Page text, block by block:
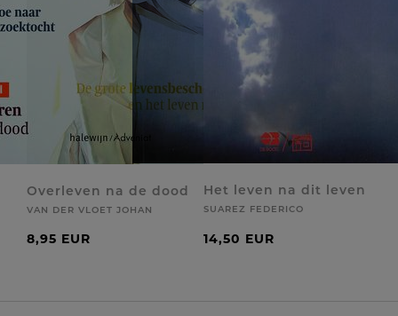
Overleven na de dood
VAN DER VLOET JOHAN
8,95 EUR
Het leven na dit leven
SUAREZ FEDERICO
14,50 EUR